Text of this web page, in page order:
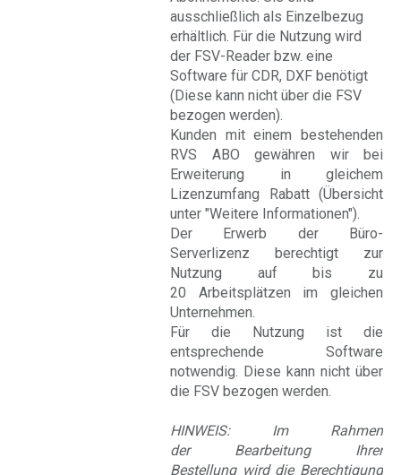
ausschließlich als Einzelbezug
erhältlich. Für die Nutzung wird
der FSV-Reader bzw. eine
Software für CDR, DXF benötigt
(Diese kann nicht über die FSV
bezogen werden).
Kunden mit einem bestehenden
RVS ABO gewähren wir bei
Erweiterung in gleichem
Lizenzumfang Rabatt (Übersicht
unter "Weitere Informationen").
Der Erwerb der Büro-
Serverlizenz berechtigt zur
Nutzung auf bis zu
20 Arbeitsplätzen im gleichen
Unternehmen.
Für die Nutzung ist die
entsprechende Software
notwendig. Diese kann nicht über
die FSV bezogen werden.
HINWEIS: Im Rahmen
der Bearbeitung Ihrer
Bestellung wird die Berechtigung